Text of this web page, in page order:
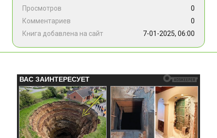
Просмотров
0
Комментариев
0
Книга добавлена на сайт
7-01-2025, 06:00